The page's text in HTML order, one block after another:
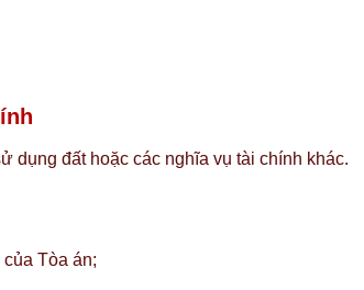
dụng đất hoặc các nghĩa vụ tài chính khác.
Tòa án;